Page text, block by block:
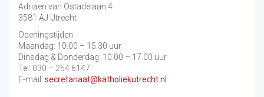
Adriaen van Ostadelaan 4
3581 AJ Utrecht
Openingstijden:
Maandag: 10.00 – 15.30 uur
Dinsdag & Donderdag: 10.00 – 17.00 uur
Tel: 030 – 254 6147
E-mail: secretariaat@katholiekutrecht.nl